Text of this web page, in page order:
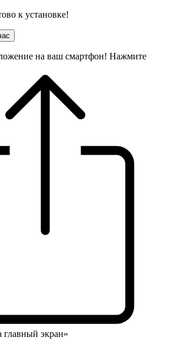
к установке!
на ваш смартфон! Нажмите
главный экран»